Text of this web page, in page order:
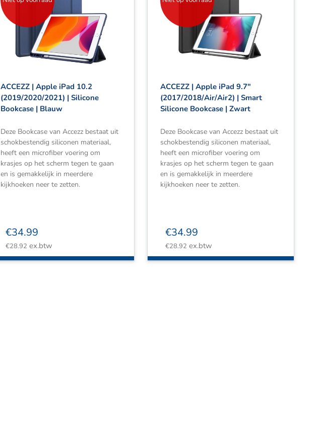
ACCEZZ | Apple iPad 10.2
(2019/2020/2021) | Silicone
Bookcase | Blauw
Deze Bookcase van Accezz bestaat uit
schokbestendig siliconen materiaal,
heeft een microfiber voering om
krasjes op het scherm tegen te gaan
en is gemakkelijk in meerdere
kijkhoeken neer te zetten.
€34.99
€28.92 ex.btw
ACCEZZ | Apple iPad 9.7″
(2017/2018/Air/Air2) | Smart
Silicone Bookcase | Zwart
Deze Bookcase van Accezz bestaat uit
schokbestendig siliconen materiaal,
heeft een microfiber voering om
krasjes op het scherm tegen te gaan
en is gemakkelijk in meerdere
kijkhoeken neer te zetten.
€34.99
€28.92 ex.btw